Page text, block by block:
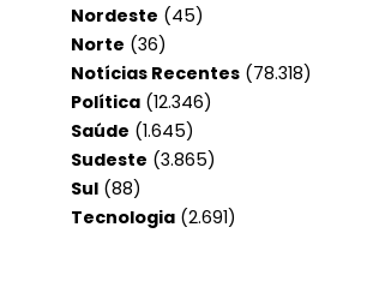
Nordeste (45)
Norte (36)
Notícias Recentes (78.318)
Política (12.346)
Saúde (1.645)
Sudeste (3.865)
Sul (88)
Tecnologia (2.691)